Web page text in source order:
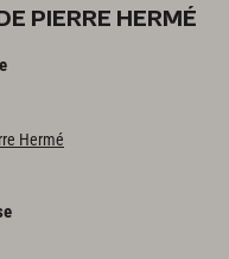
PIERRE HERMÉ
Hermé